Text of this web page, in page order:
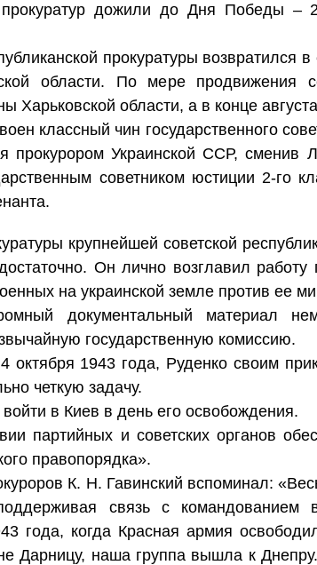
дожили до Дня Победы –
прокуратуры возвратился
области. По мере продвижения
Харьковской области, а в конце
классный чин государственного
прокурором Украинской ССР,
советником юстиции 2-го
крупнейшей советской
Он лично возглавил
на украинской земле против ее
документальный материал
государственную комиссию.
октября 1943 года, Руденко своим
четкую задачу.
в Киев в день его освобождения.
партийных и советских органов
правопорядка».
К. Н. Гавинский вспоминал:
связь с командованием
года, когда Красная армия
Дарницу, наша группа вышла к